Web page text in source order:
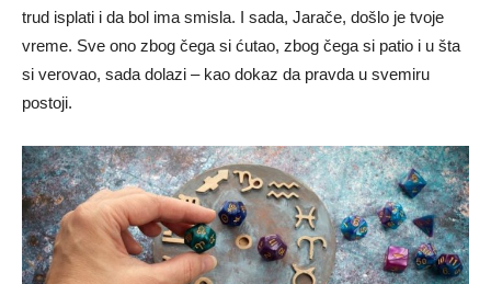
trud isplati i da bol ima smisla. I sada, Jarače, došlo je tvoje
vreme. Sve ono zbog čega si ćutao, zbog čega si patio i u šta
si verovao, sada dolazi – kao dokaz da pravda u svemiru
postoji.